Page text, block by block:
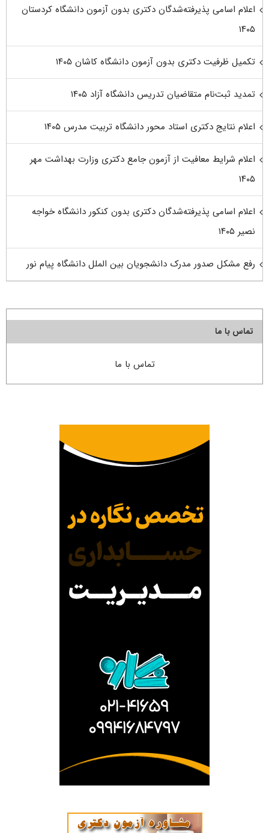
اعلام اسامی پذیرفته‌شدگان دکتری بدون آزمون دانشگاه کردستان
۱۴۰۵
تکمیل ظرفیت دکتری بدون آزمون دانشگاه کاشان ۱۴۰۵
تمدید ثبت‌نام متقاضیان تدریس دانشگاه آزاد ۱۴۰۵
اعلام نتایج دکتری استاد محور دانشگاه تربیت مدرس ۱۴۰۵
اعلام شرایط معافیت از آزمون جامع دکتری وزارت بهداشت مهر
۱۴۰۵
اعلام اسامی پذیرفته‌شدگان دکتری بدون کنکور دانشگاه خواجه
نصیر ۱۴۰۵
رفع مشکل صدور مدرک دانشجویان بین الملل دانشگاه پیام نور
تماس با ما
تماس با ما